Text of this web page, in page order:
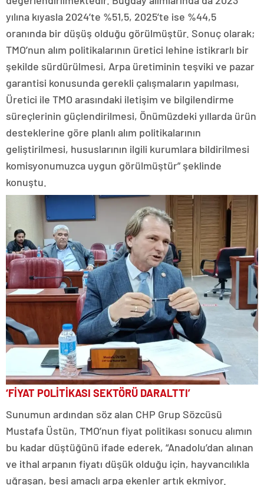
yılına kıyasla 2024’te %51,5, 2025’te ise %44,5
oranında bir düşüş olduğu görülmüştür. Sonuç olarak;
TMO’nun alım politikalarının üretici lehine istikrarlı bir
şekilde sürdürülmesi, Arpa üretiminin teşviki ve pazar
garantisi konusunda gerekli çalışmaların yapılması,
Üretici ile TMO arasındaki iletişim ve bilgilendirme
süreçlerinin güçlendirilmesi, Önümüzdeki yıllarda ürün
desteklerine göre planlı alım politikalarının
geliştirilmesi, hususlarının ilgili kurumlara bildirilmesi
komisyonumuzca uygun görülmüştür” şeklinde
konuştu.
‘FİYAT POLİTİKASI SEKTÖRÜ DARALTTI’
Sunumun ardından söz alan CHP Grup Sözcüsü
Mustafa Üstün, TMO’nun fiyat politikası sonucu alımın
bu kadar düştüğünü ifade ederek, “Anadolu’dan alınan
ve ithal arpanın fiyatı düşük olduğu için, hayvancılıkla
uğraşan, besi amaçlı arpa ekenler artık ekmiyor.